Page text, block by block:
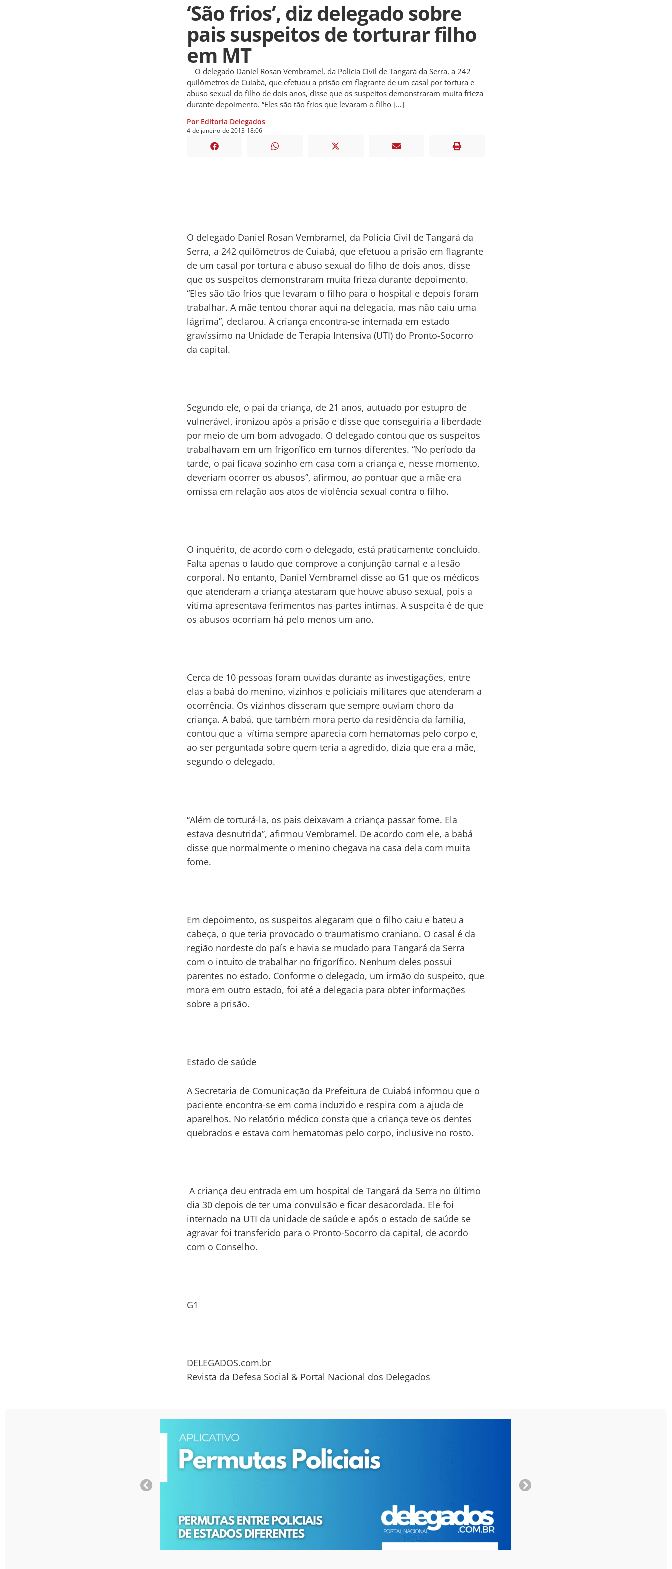
‘São frios’, diz delegado sobre
pais suspeitos de torturar filho
em MT
O delegado Daniel Rosan Vembramel, da Polícia Civil de Tangará da Serra, a 242
quilômetros de Cuiabá, que efetuou a prisão em flagrante de um casal por tortura e
abuso sexual do filho de dois anos, disse que os suspeitos demonstraram muita frieza
durante depoimento. “Eles são tão frios que levaram o filho […]
Por Editoria Delegados
4 de janeiro de2013 18:06
O delegado Daniel Rosan Vembramel, da Polícia Civil de Tangará da
Serra, a 242 quilômetros de Cuiabá, que efetuou a prisão em flagrante
de um casal por tortura e abuso sexual do filho de dois anos, disse
que os suspeitos demonstraram muita frieza durante depoimento.
“Eles são tão frios que levaram o filho para o hospital e depois foram
trabalhar. A mãe tentou chorar aqui na delegacia, mas não caiu uma
lágrima”, declarou. A criança encontra-se internada em estado
gravíssimo na Unidade de Terapia Intensiva (UTI) do Pronto-Socorro
da capital.
Segundo ele, o pai da criança, de 21 anos, autuado por estupro de
vulnerável, ironizou após a prisão e disse que conseguiria a liberdade
por meio de um bom advogado. O delegado contou que os suspeitos
trabalhavam em um frigorífico em turnos diferentes. “No período da
tarde, o pai ficava sozinho em casa com a criança e, nesse momento,
deveriam ocorrer os abusos”, afirmou, ao pontuar que a mãe era
omissa em relação aos atos de violência sexual contra o filho.
O inquérito, de acordo com o delegado, está praticamente concluído.
Falta apenas o laudo que comprove a conjunção carnal e a lesão
corporal. No entanto, Daniel Vembramel disse ao G1 que os médicos
que atenderam a criança atestaram que houve abuso sexual, pois a
vítima apresentava ferimentos nas partes íntimas. A suspeita é de que
os abusos ocorriam há pelo menos um ano.
Cerca de 10 pessoas foram ouvidas durante as investigações, entre
elas a babá do menino, vizinhos e policiais militares que atenderam a
ocorrência. Os vizinhos disseram que sempre ouviam choro da
criança. A babá, que também mora perto da residência da família,
contou que a vítima sempre aparecia com hematomas pelo corpo e,
ao ser perguntada sobre quem teria a agredido, dizia que era a mãe,
segundo o delegado.
“Além de torturá-la, os pais deixavam a criança passar fome. Ela
estava desnutrida”, afirmou Vembramel. De acordo com ele, a babá
disse que normalmente o menino chegava na casa dela com muita
fome.
Em depoimento, os suspeitos alegaram que o filho caiu e bateu a
cabeça, o que teria provocado o traumatismo craniano. O casal é da
região nordeste do país e havia se mudado para Tangará da Serra
com o intuito de trabalhar no frigorífico. Nenhum deles possui
parentes no estado. Conforme o delegado, um irmão do suspeito, que
mora em outro estado, foi até a delegacia para obter informações
sobre a prisão.
Estado de saúde
A Secretaria de Comunicação da Prefeitura de Cuiabá informou que o
paciente encontra-se em coma induzido e respira com a ajuda de
aparelhos. No relatório médico consta que a criança teve os dentes
quebrados e estava com hematomas pelo corpo, inclusive no rosto.
A criança deu entrada em um hospital de Tangará da Serra no último
dia 30 depois de ter uma convulsão e ficar desacordada. Ele foi
internado na UTI da unidade de saúde e após o estado de saúde se
agravar foi transferido para o Pronto-Socorro da capital, de acordo
com o Conselho.
G1
DELEGADOS.com.br
Revista da Defesa Social & Portal Nacional dos Delegados